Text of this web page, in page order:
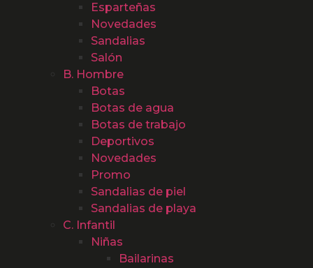
Esparteñas
Novedades
Sandalias
Salón
B. Hombre
Botas
Botas de agua
Botas de trabajo
Deportivos
Novedades
Promo
Sandalias de piel
Sandalias de playa
C. Infantil
Niñas
Bailarinas